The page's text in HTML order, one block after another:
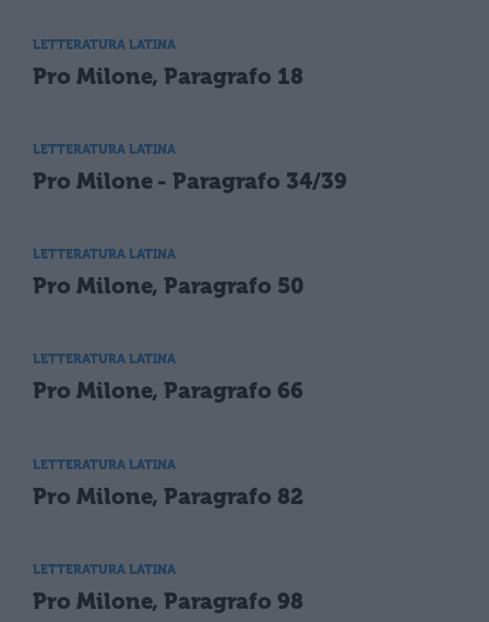
LETTERATURA LATINA
Pro Milone, Paragrafo 18
LETTERATURA LATINA
Pro Milone - Paragrafo 34/39
LETTERATURA LATINA
Pro Milone, Paragrafo 50
LETTERATURA LATINA
Pro Milone, Paragrafo 66
LETTERATURA LATINA
Pro Milone, Paragrafo 82
LETTERATURA LATINA
Pro Milone, Paragrafo 98